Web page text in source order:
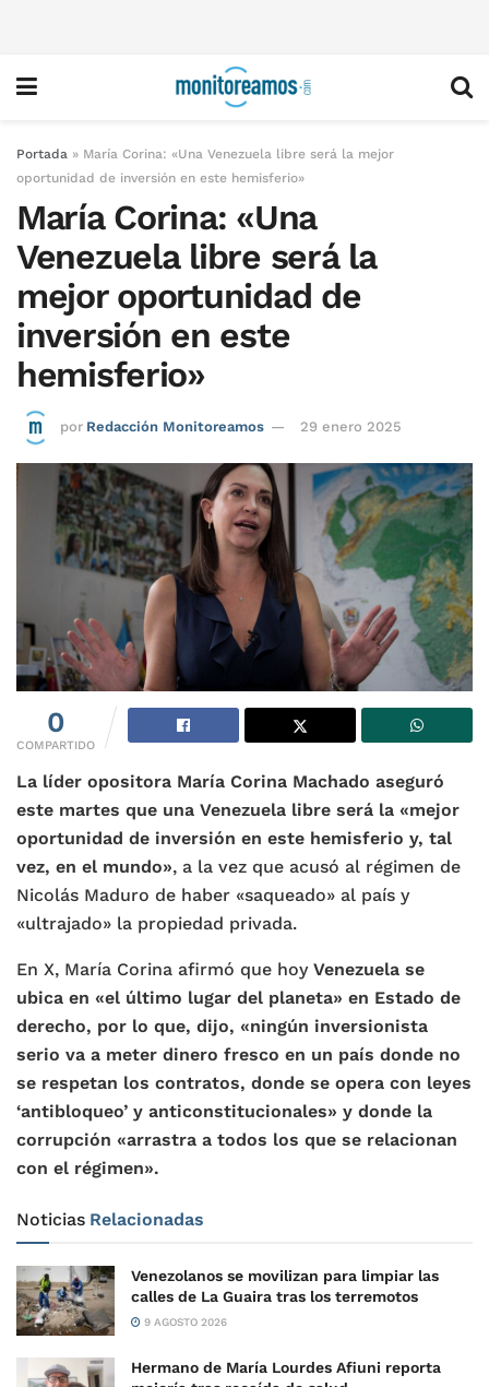
Portada » María Corina: «Una Venezuela libre será la mejor
oportunidad de inversión en este hemisferio»
María Corina: «Una
Venezuela libre será la
mejor oportunidad de
inversión en este
hemisferio»
por Redacción Monitoreamos 29 enero 2025
0
COMPARTIDO
La líder opositora María Corina Machado aseguró
este martes que una Venezuela libre será la «mejor
oportunidad de inversión en este hemisferio y, tal
vez, en el mundo», a la vez que acusó al régimen de
Nicolás Maduro de haber «saqueado» al país y
«ultrajado» la propiedad privada.
En X, María Corina afirmó que hoy Venezuela se
ubica en «el último lugar del planeta» en Estado de
derecho, por lo que, dijo, «ningún inversionista
serio va a meter dinero fresco en un país donde no
se respetan los contratos, donde se opera con leyes
‘antibloqueo’ y anticonstitucionales» y donde la
corrupción «arrastra a todos los que se relacionan
con el régimen».
Noticias Relacionadas
Venezolanos se movilizan para limpiar las
calles de La Guaira tras los terremotos
9 AGOSTO 2026
Hermano de María Lourdes Afiuni reporta